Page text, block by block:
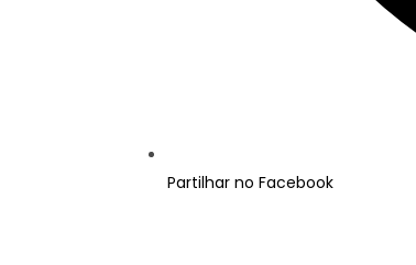
Partilhar no Facebook